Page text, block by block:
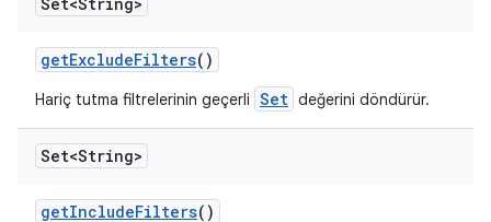
getExcludeFilters()
Hariç tutma filtrelerinin geçerli Set değerini döndürür.
Set<String>
getIncludeFilters()